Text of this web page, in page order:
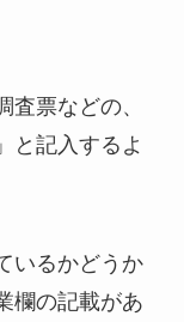
票などの、
と記入するよ
いるかどうか
欄の記載があ